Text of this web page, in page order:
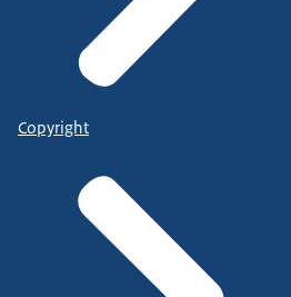
Copyright